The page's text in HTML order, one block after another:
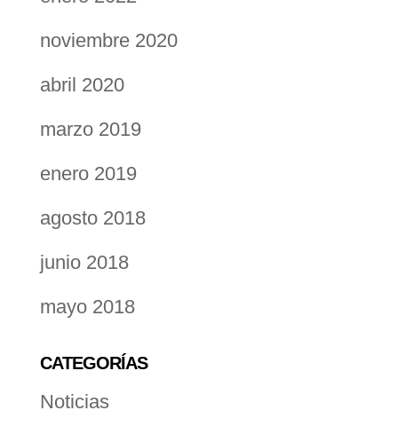
noviembre 2020
abril 2020
marzo 2019
enero 2019
agosto 2018
junio 2018
mayo 2018
CATEGORÍAS
Noticias